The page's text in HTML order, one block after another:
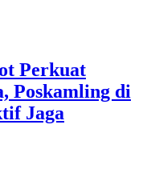
Perkuat
Poskamling di
Jaga